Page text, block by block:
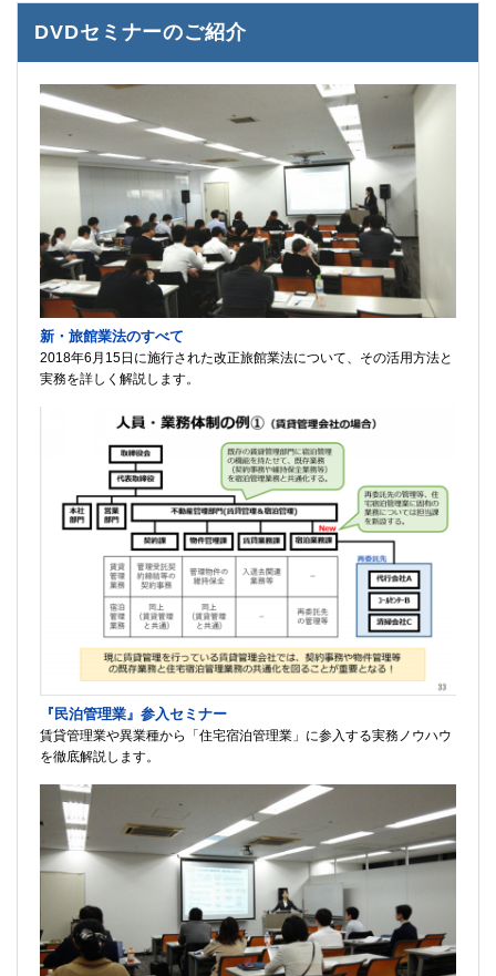
DVDセミナーのご紹介
新・旅館業法のすべて
2018年6月15日に施行された改正旅館業法について、その活用方法と
実務を詳しく解説します。
『民泊管理業』参入セミナー
賃貸管理業や異業種から「住宅宿泊管理業」に参入する実務ノウハウ
を徹底解説します。